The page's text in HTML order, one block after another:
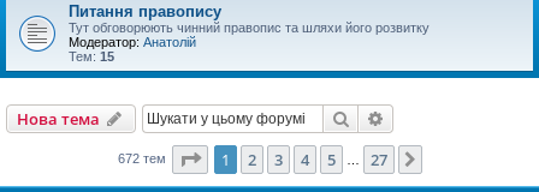
Питання правопису
Тут обговорюють чинний правопис та шляхи його розвитку
Модератор: Анатолій
Тем: 15
Нова тема Пошук
672 тем Сторінка 1 27
1 2 3 4 5 27